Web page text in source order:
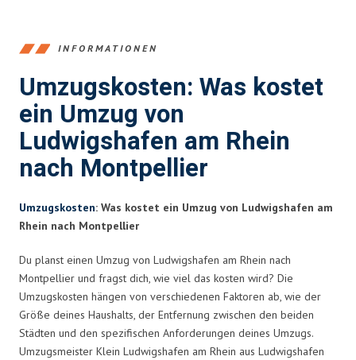
INFORMATIONEN
Umzugskosten: Was kostet
ein Umzug von
Ludwigshafen am Rhein
nach Montpellier
Umzugskosten: Was kostet ein Umzug von Ludwigshafen am
Rhein nach Montpellier
Du planst einen Umzug von Ludwigshafen am Rhein nach
Montpellier und fragst dich, wie viel das kosten wird? Die
Umzugskosten hängen von verschiedenen Faktoren ab, wie der
Größe deines Haushalts, der Entfernung zwischen den beiden
Städten und den spezifischen Anforderungen deines Umzugs.
Umzugsmeister Klein Ludwigshafen am Rhein aus Ludwigshafen